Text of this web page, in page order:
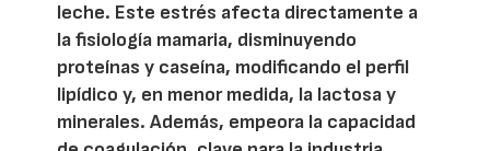
leche. Este estrés afecta directamente a
la fisiología mamaria, disminuyendo
proteínas y caseína, modificando el perfil
lipídico y, en menor medida, la lactosa y
minerales. Además, empeora la capacidad